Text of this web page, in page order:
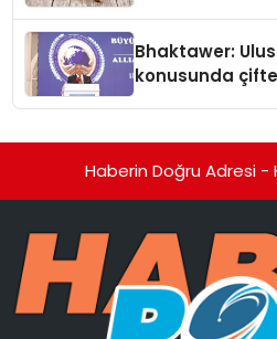
Bhaktawer:
konusunda
Haberin Doğru Adresi